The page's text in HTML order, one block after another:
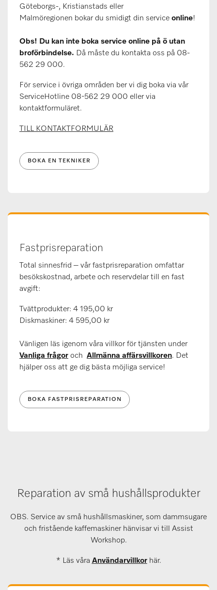
Göteborgs-, Kristianstads eller
Malmöregionen bokar du smidigt din service online!
Obs! Du kan inte boka service online på ö utan
broförbindelse. Då måste du kontakta oss på 08-
562 29 000.
För service i övriga områden ber vi dig boka via vår
ServiceHotline 08-562 29 000 eller via
kontaktformuläret.
TILL KONTAKTFORMULÄR
BOKA EN TEKNIKER
Fastprisreparation
Total sinnesfrid – vår fastprisreparation omfattar
besökskostnad, arbete och reservdelar till en fast
avgift:
Tvättprodukter: 4 195,00 kr
Diskmaskiner: 4 595,00 kr
Vänligen läs igenom våra villkor för tjänsten under
Vanliga frågor och Allmänna affärsvillkoren. Det
hjälper oss att ge dig bästa möjliga service!
BOKA FASTPRISREPARATION
Reparation av små hushållsprodukter
OBS. Service av små hushållsmaskiner, som dammsugare
och fristående kaffemaskiner hänvisar vi till Assist
Workshop.
* Läs våra Användarvillkorhär.